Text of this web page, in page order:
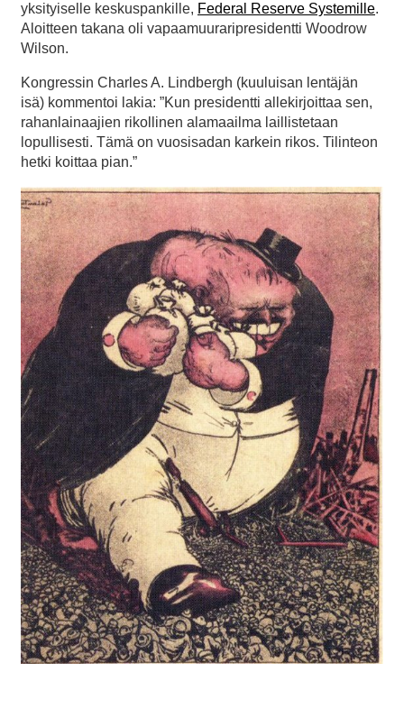
yksityiselle keskuspankille, Federal Reserve Systemille.
Aloitteen takana oli vapaamuuraripresidentti Woodrow
Wilson.
Kongressin Charles A. Lindbergh (kuuluisan lentäjän
isä) kommentoi lakia: ”Kun presidentti allekirjoittaa sen,
rahanlainaajien rikollinen alamaailma laillistetaan
lopullisesti. Tämä on vuosisadan karkein rikos. Tilinteon
hetki koittaa pian.”